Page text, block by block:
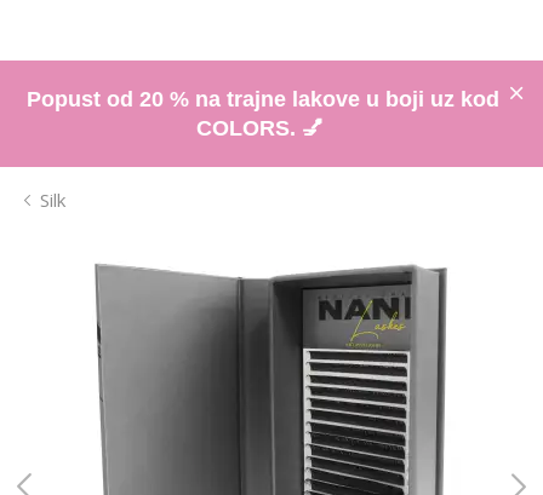
Popust od 20 % na trajne lakove u boji uz kod
COLORS. 💅
Silk